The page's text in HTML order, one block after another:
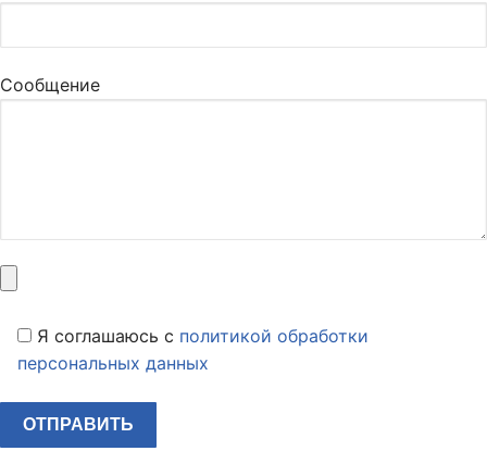
Сообщение
Я соглашаюсь c политикой обработки
персональных данных